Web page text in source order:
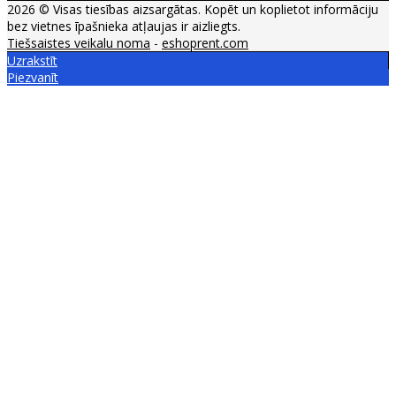
2026 © Visas tiesības aizsargātas. Kopēt un koplietot informāciju
bez vietnes īpašnieka atļaujas ir aizliegts.
Tiešsaistes veikalu noma - eshoprent.com
Uzrakstīt
Piezvanīt